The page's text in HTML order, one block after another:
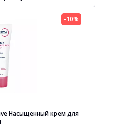
Насыщенный крем для
-10%